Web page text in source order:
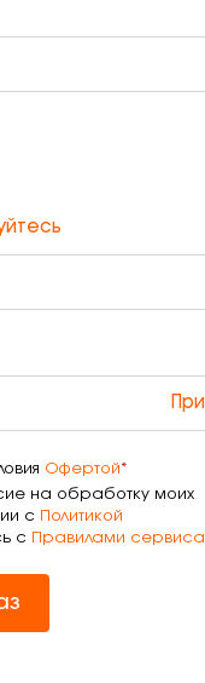
Офертой*
на обработку моих
с Политикой
с Правилами сервиса